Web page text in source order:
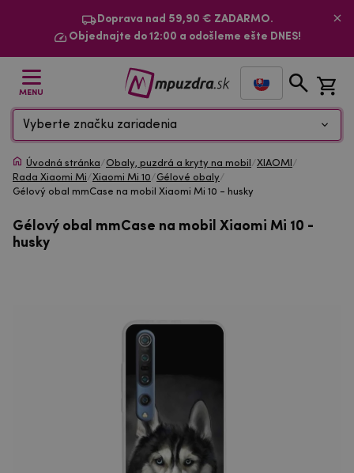
Doprava nad 59,90 € ZADARMO.
Objednajte do 12:00 a odošleme ešte DNES!
MENU
Vyberte značku zariadenia
Úvodná stránka/Obaly, puzdrá a kryty na mobil /XIAOMI /
Rada Xiaomi Mi/Xiaomi Mi 10/Gélové obaly/
Gélový obal mmCase na mobil Xiaomi Mi 10 - husky
Gélový obal mmCase na mobil Xiaomi Mi 10 -
husky